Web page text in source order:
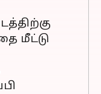
மீட்டு